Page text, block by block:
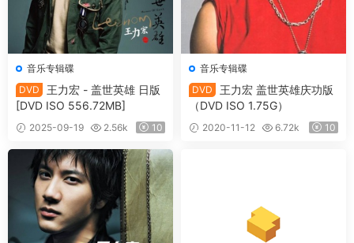
音乐专辑碟
DVD
王力宏 - 盖世英雄 日版
[DVD ISO 556.72MB]
2025-09-19 2.56k 10
音乐专辑碟
DVD
王力宏 盖世英雄庆功版
（DVD ISO 1.75G）
2020-11-12 6.72k 10